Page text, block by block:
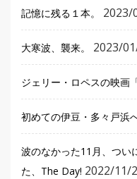
記憶に残る１本。 2023/
大寒波、襲来。 2023/
ジェリー・ロペスの映画
初めての伊豆・多々戸浜
波のなかった11月、つい
た、The Day! 2022/11/